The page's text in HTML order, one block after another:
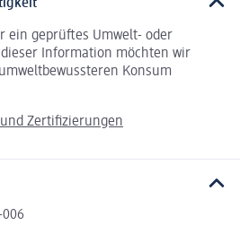
ein geprüftes Umwelt- oder
Information möchten wir
Konsum
Zertifizierungen